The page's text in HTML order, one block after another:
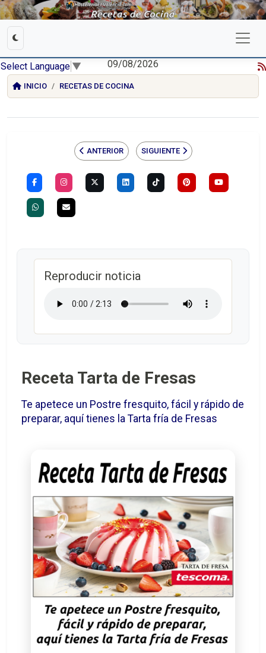
Select Language ▼ 09/08/2026
INICIO RECETAS DE COCINA
ANTERIOR SIGUIENTE
Reproducir noticia
Receta Tarta de Fresas
Te apetece un Postre fresquito, fácil y rápido de
preparar, aquí tienes la Tarta fría de Fresas